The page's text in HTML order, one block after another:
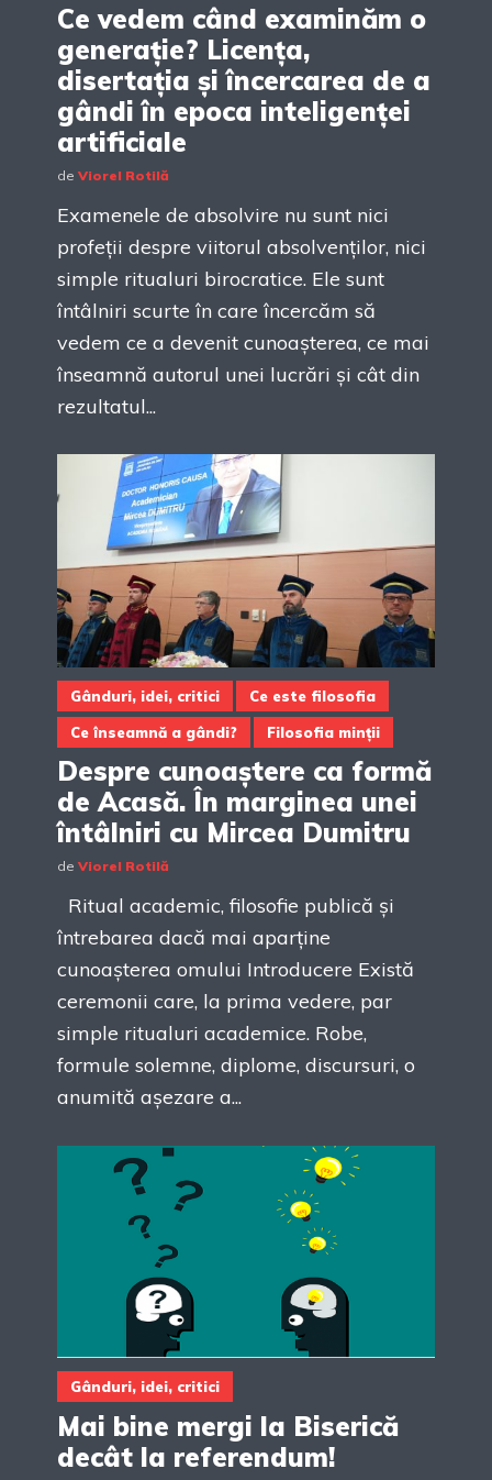
Ce vedem când examinăm o
generație? Licența,
disertația și încercarea de a
gândi în epoca inteligenței
artificiale
de Viorel Rotilă
Examenele de absolvire nu sunt nici
profeții despre viitorul absolvenților, nici
simple ritualuri birocratice. Ele sunt
întâlniri scurte în care încercăm să
vedem ce a devenit cunoașterea, ce mai
înseamnă autorul unei lucrări și cât din
rezultatul...
Gânduri, idei, critici Ce este filosofia
Ce înseamnă a gândi? Filosofia minții
Despre cunoaștere ca formă
de Acasă. În marginea unei
întâlniri cu Mircea Dumitru
de Viorel Rotilă
Ritual academic, filosofie publică și
întrebarea dacă mai aparține
cunoașterea omului Introducere Există
ceremonii care, la prima vedere, par
simple ritualuri academice. Robe,
formule solemne, diplome, discursuri, o
anumită așezare a...
Gânduri, idei, critici
Mai bine mergi la Biserică
decât la referendum!